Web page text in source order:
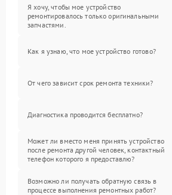
Я хочу, чтобы мое устройство
ремонтировалось только оригинальными
запчастями.
Как я узнаю, что мое устройство готово?
От чего зависит срок ремонта техники?
Диагностика проводится бесплатно?
Может ли вместо меня принять устройство
после ремонта другой человек, контактный
телефон которого я предоставлю?
Возможно ли получать обратную связь в
процессе выполнения ремонтных работ?